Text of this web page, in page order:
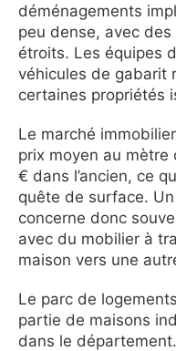
déménagements
peu dense, avec
étroits. Les équipes
véhicules de gabarit
certaines propriétés
Le marché
prix moyen au
€ dans l’ancien, ce
quête de surface. Un
concerne donc
avec du mobilier à
maison vers une
Le parc de
partie de maisons
dans le